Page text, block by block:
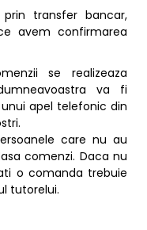
transfer bancar,
avem confirmarea
se realizeaza
va fi
apel telefonic din
care nu au
comenzi. Daca nu
o comanda trebuie
tutorelui.